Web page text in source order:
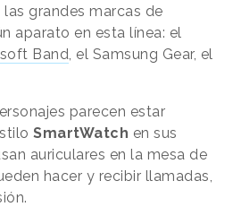
grandes marcas de
aparato en esta línea: el
Band, el Samsung Gear, el
parecen estar
SmartWatch en sus
auriculares en la mesa de
hacer y recibir llamadas,